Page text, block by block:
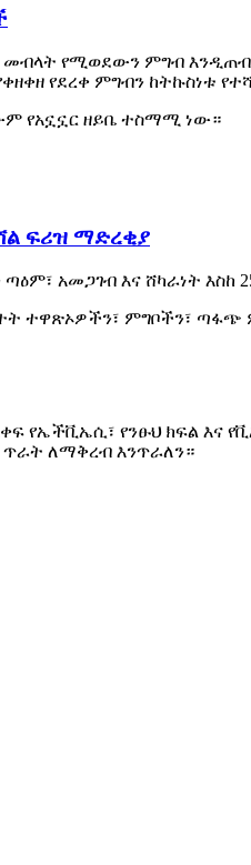
የሚወደውን ምግብ
የደረቀ ምግብን ከትኩስነቱ
የአኗኗር ዘይቤ ተስማሚ ነው።
ፍሪዝ ማድረቂያ
አመጋገብ እና ሸካራነት እስከ
ተዋጽኦዎችን፣ ምግቦችን፣
የኤችቪኤሲ፣ የንፁህ ክፍል
ጥራት ለማቅረብ እንጥራለን።